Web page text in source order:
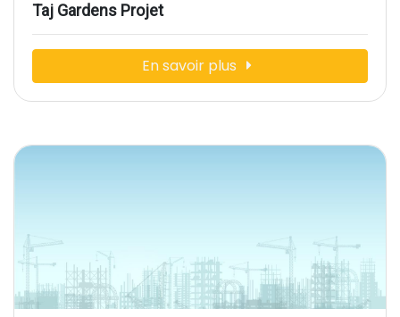
Taj Gardens Projet
En savoir plus